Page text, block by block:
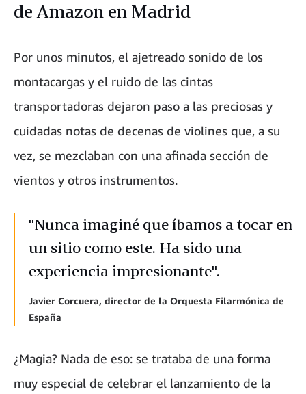
de Amazon en Madrid
Por unos minutos, el ajetreado sonido de los
montacargas y el ruido de las cintas
transportadoras dejaron paso a las preciosas y
cuidadas notas de decenas de violines que, a su
vez, se mezclaban con una afinada sección de
vientos y otros instrumentos.
"Nunca imaginé que íbamos a tocar en
un sitio como este. Ha sido una
experiencia impresionante".
Javier Corcuera, director de la Orquesta Filarmónica de
España
¿Magia? Nada de eso: se trataba de una forma
muy especial de celebrar el lanzamiento de la